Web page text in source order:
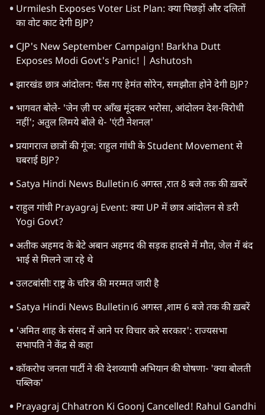
Urmilesh Exposes Voter List Plan: क्या पिछड़ों और दलितों
का वोट काट देगी BJP?
CJP's New September Campaign! Barkha Dutt
Exposes Modi Govt's Panic! | Ashutosh
झारखंड छात्र आंदोलन: फँस गए हेमंत सोरेन, समझौता होने देगी BJP?
भागवत बोले- 'जेन ज़ी पर आँख मूंदकर भरोसा, आंदोलन देश-विरोधी
नहीं'; अतुल लिमये बोले थे- 'एंटी नेशनल'
प्रयागराज छात्रों की गूंज: राहुल गांधी के Student Movement से
घबराई BJP?
Satya Hindi News Bulletin।6 अगस्त ,रात 8 बजे तक की ख़बरें
राहुल गांधी Prayagraj Event: क्या UP में छात्र आंदोलन से डरी
Yogi Govt?
अतीक अहमद के बेटे अबान अहमद की सड़क हादसे में मौत, जेल में बंद
भाई से मिलने जा रहे थे
उलटबांसीः राष्ट्र के चरित्र की मरम्मत जारी है
Satya Hindi News Bulletin।6 अगस्त ,शाम 6 बजे तक की ख़बरें
'अमित शाह के संसद में आने पर विचार करे सरकार': राज्यसभा
सभापति ने केंद्र से कहा
कॉकरोच जनता पार्टी ने की देशव्यापी अभियान की घोषणा- 'क्या बोलती
पब्लिक'
Prayagraj Chhatron Ki Goonj Cancelled! Rahul Gandhi